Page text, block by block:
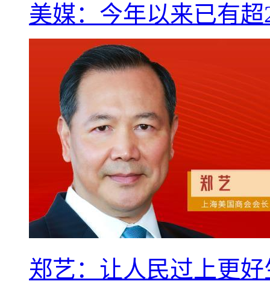
美媒：今年以来已有
郑艺：让人民过上更